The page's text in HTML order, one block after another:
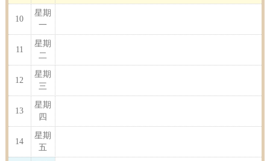
10
星期
一
11
星期
二
12
星期
三
13
星期
四
14
星期
五